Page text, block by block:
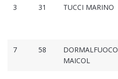
3 31 TUCCI MARINO
7 58
DORMALFUOCO
MAICOL